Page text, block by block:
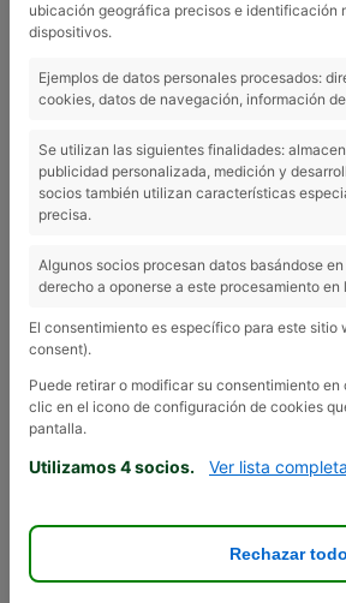
APAG anima a
de la
presentarse al
«Joven
Asaja ha abierto el plazo
candidaturas al XII Premio
hasta el próximo 15 de
pueden participar
menores de 40 años con
innovadores. Desde APAG
todos sus socios jóvenes
sus proyectos y nos
en la preparación y
material necesario.
ubicación geográfica precisos e identificación
dispositivos.
Ejemplos de datos personales procesados:
cookies, datos de navegación, información
Se utilizan las siguientes finalidades:
publicidad personalizada, medición y
socios también utilizan características
precisa.
Algunos socios procesan datos basándose
derecho a oponerse a este procesamiento
El consentimiento es específico para este
consent).
Puede retirar o modificar su consentimiento
clic en el icono de configuración de cookies
pantalla.
Utilizamos 4 socios. Ver lista
Rechazar todo